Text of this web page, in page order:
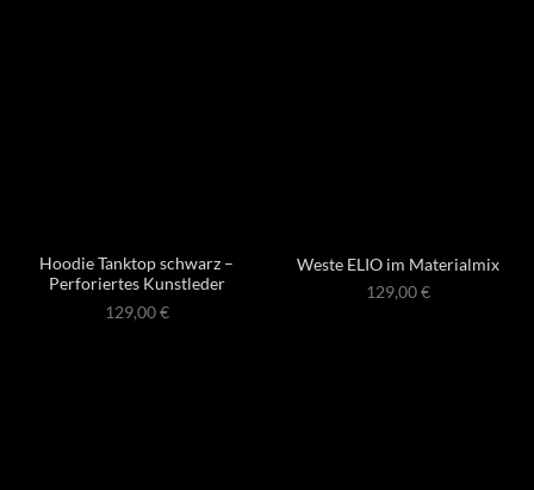
Hoodie Tanktop schwarz –
Perforiertes Kunstleder
129,00€
Weste ELIO im Materialmix
129,00€